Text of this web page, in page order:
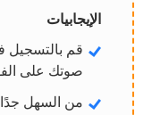
الإيجابيات
قم بالتسجيل
صوتك على
من السهل جدًا